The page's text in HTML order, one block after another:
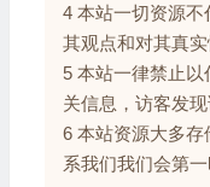
4 本站一切资源
其观点和对其真实
5 本站一律禁止
关信息，访客发
6 本站资源大多
系我们我们会第一